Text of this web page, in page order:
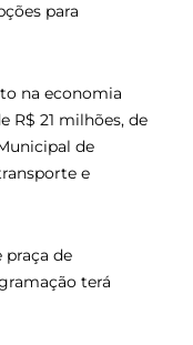
para
na economia
R$ 21 milhões, de
de
e
de
terá